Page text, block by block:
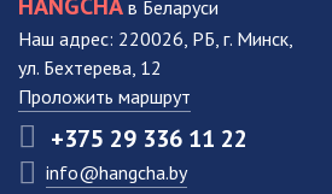
в Беларуси
Наш адрес: 220026, РБ, г. Минск,
ул. Бехтерева, 12
Проложить маршрут
+375 29 336 11 22
info@hangcha.by